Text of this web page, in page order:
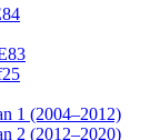
1 (2004–2012)
2 (2012–2020)